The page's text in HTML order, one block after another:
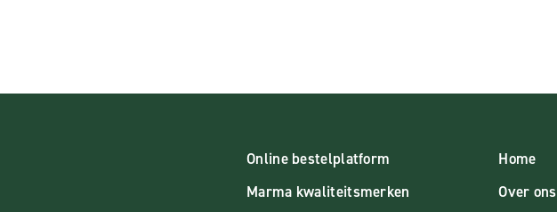
Online bestelplatform
Marma kwaliteitsmerken
Home
Over ons